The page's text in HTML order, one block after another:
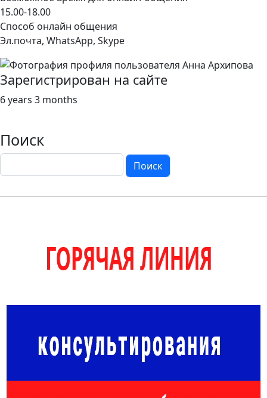
15.00-18.00
Способ онлайн общения
Эл.почта, WhatsApp, Skype
Зарегистрирован на сайте
6 years 3 months
Поиск
Поиск